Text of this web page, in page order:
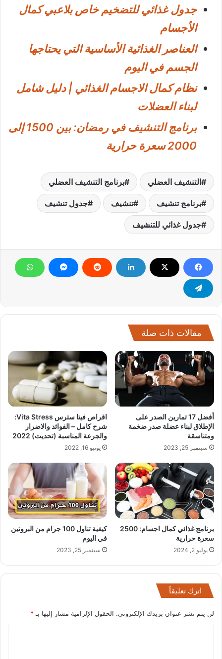
جدول غذائي للتضخيم خاص بلاعبي كمال
الأجسام
العناصر الغذائية الأساسية التي يحتاجها
الجسم في اليوم
نظام كمال الاجسام الغذائي | دليل شامل
لبناء العضلات
برنامج التنشيف في رمضان: بين 1500 إلى
2000 سعرة حرارية
التنشيف العضلي برنامج التنشيف العضلي
برنامج تنشيف تنشيف جدول تنشيف
جدول غذائي للتنشيف
مقالات ذات صلة
أفضل 17 تمارين الصدر على
الإطلاق لبناء عضلة صدر ضخمة
ومتناسقة
سبتمبر 25, 2023
اقراص فيتا سترس Vita Stress:
شرح كامل – الفوائد والاضرار
والجرعة المناسبة (تحديث) 2022
يونيو 16, 2022
برنامج غذائي كمال اجسام: 2500
سعرة حرارية
يوليو 2, 2024
كيفية تناول 100 جرام من البروتين
في اليوم
سبتمبر 25, 2023
اترك تعليقاً
لن يتم نشر عنوان بريدك الإلكتروني. الحقول الإلزامية مشار إليها بـ *